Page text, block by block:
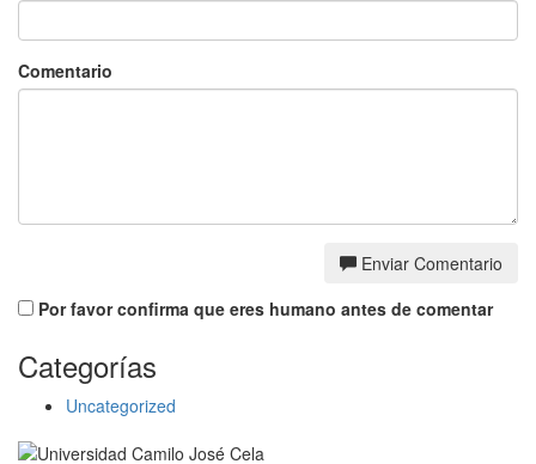
Comentario
Enviar Comentario
Por favor confirma que eres humano antes de comentar
Categorías
Uncategorized